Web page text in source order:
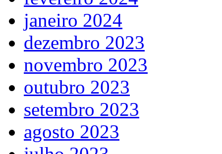
janeiro 2024
dezembro 2023
novembro 2023
outubro 2023
setembro 2023
agosto 2023